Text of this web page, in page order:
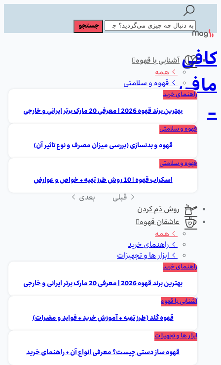
کافی
مافی
-
آشنایی با قهوه
همه
قهوه و سلامتی
راهنمای خرید
بهترین برند قهوه 2026 | معرفی 20 مارک برتر ایرانی و خارجی
قهوه و سلامتی
قهوه و بدنسازی (بررسی میزان مصرف و نوع تاثیر آن)
قهوه و سلامتی
اسکراب قهوه | 10 روش طرز تهیه + خواص و عوارض
قبلی
بعدی
روش دَم کردن
عاشقان قهوه
همه
راهنمای خرید
ابزار ها و تجهیزات
راهنمای خرید
بهترین برند قهوه 2026 | معرفی 20 مارک برتر ایرانی و خارجی
آشنایی با قهوه
قهوه گلد (طرز تهیه + آموزش خرید + فواید و مضرات)
ابزار ها و تجهیزات
قهوه ساز دستی چیست؟ معرفی انواع آن + راهنمای خرید